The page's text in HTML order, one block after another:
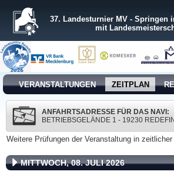
37. Landesturnier MV - Springen
mit
VERANSTALTUNGEN ZEITPLAN
ANFAHRTSADRESSE FÜR DAS NAVI:
BETRIEBSGELÄNDE 1 - 19230 REDEFIN
Weitere Prüfungen der Veranstaltung in zeitlicher
MITTWOCH, 08. JULI 2026